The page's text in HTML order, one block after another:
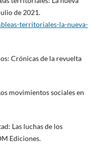
de 2021.
territoriales-la-nueva-
Crónicas de la revuelta
movimientos sociales en
Las luchas de los
Ediciones.